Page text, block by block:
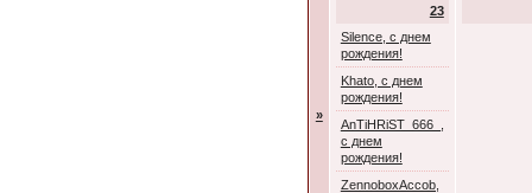
»
23
Silence, с днем
рождения!
Khato, с днем
рождения!
AnTiHRiST_666_,
с днем
рождения!
ZennoboxAccob,